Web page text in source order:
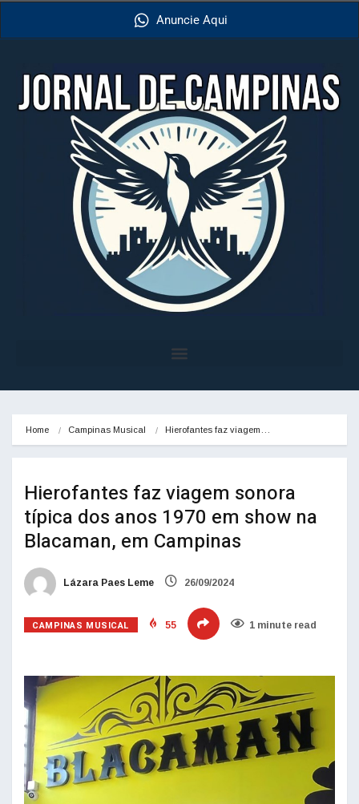
Anuncie Aqui
Home Campinas Musical Hierofantes faz viagem…
Hierofantes faz viagem sonora
típica dos anos 1970 em show na
Blacaman, em Campinas
Lázara Paes Leme 26/09/2024
CAMPINAS MUSICAL 55 1 minute read